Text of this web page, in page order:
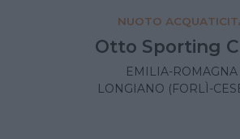
NUOTO
Otto Sporting
EMILIA-ROMAGNA
LONGIANO (FORLÌ-